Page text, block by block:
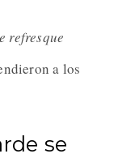
refresque
a los
se